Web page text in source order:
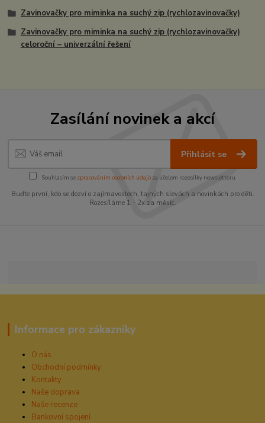
Zavinovačky pro miminka na suchý zip (rychlozavinovačky)
Zavinovačky pro miminka na suchý zip (rychlozavinovačky)
celoroční – univerzální řešení
Zasílání novinek a akcí
Přihlásit se
Souhlasím se zpracováním osobních údajůza účelem rozesílky newsletteru.
Buďte první, kdo se dozví o zajímavostech, tajných slevách a novinkách pro děti.
Rozesíláme 1 - 2x za měsíc.
Informace pro zákazníky
O nás
Obchodní podmínky
Kontakty
Naše doprava
Naše recenze
Bankovní spojení